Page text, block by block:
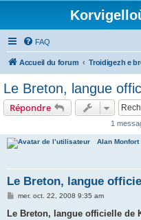
FAQ
Accueil du forum Troidigezh e
Le Breton, langue
Répondre
1
Alan Monfort
Le Breton, langue
M
s
mer. oct. 22, 2008 9:35 am
Le Breton, langue officielle de